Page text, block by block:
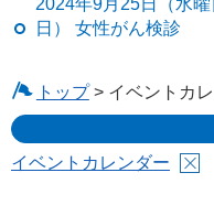
日） 女性がん検診
トップ> イベントカ
イベントカレンダー